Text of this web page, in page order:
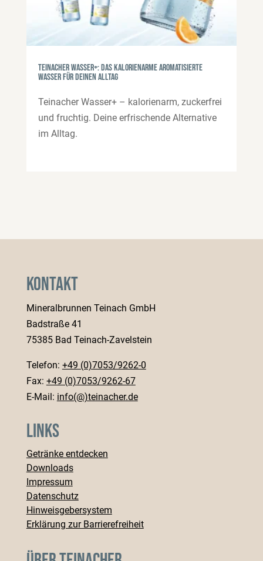
Teinacher Wasser+: das kalorienarme aromatisierte
Wasser für deinen Alltag
Teinacher Wasser+ – kalorienarm, zuckerfrei
und fruchtig. Deine erfrischende Alternative
im Alltag.
Kontakt
Mineralbrunnen Teinach GmbH
Badstraße 41
75385 Bad Teinach-Zavelstein
Telefon: +49 (0)7053/9262-0
Fax: +49 (0)7053/9262-67
E-Mail: info(@)teinacher.de
Links
Getränke entdecken
Downloads
Impressum
Datenschutz
Hinweisgebersystem
Erklärung zur Barrierefreiheit